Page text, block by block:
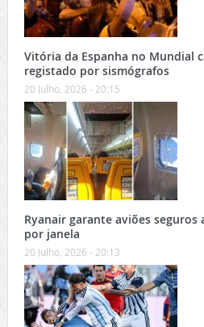
Vitória da Espanha no Mundial
registado por sismógrafos
20 Julho, 2026 - 20:15
Ryanair garante aviões seguros
por janela
20 Julho, 2026 - 20:13